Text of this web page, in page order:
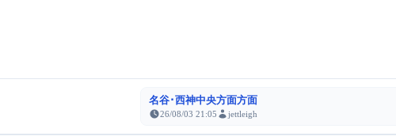
名谷･西神中央方面方面
26/08/03 21:05 jettleigh